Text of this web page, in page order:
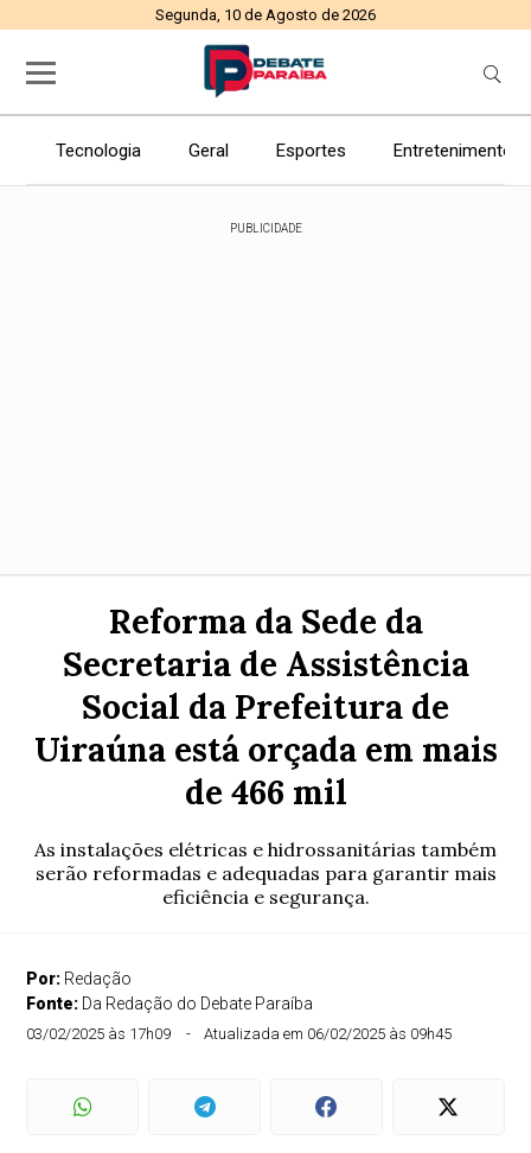
Segunda, 10 de Agosto de 2026
Tecnologia Geral Esportes Entretenimento
PUBLICIDADE
Reforma da Sede da
Secretaria de Assistência
Social da Prefeitura de
Uiraúna está orçada em mais
de 466 mil
As instalações elétricas e hidrossanitárias também
serão reformadas e adequadas para garantir mais
eficiência e segurança.
Por: Redação
Fonte: Da Redação do Debate Paraíba
03/02/2025 às 17h09 Atualizada em 06/02/2025 às 09h45